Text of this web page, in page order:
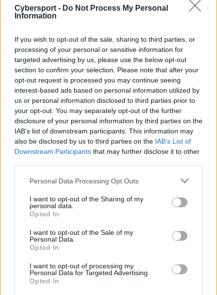
Cybersport - Do Not Process My Personal
Information
If you wish to opt-out of the sale, sharing to third parties, or
processing of your personal or sensitive information for
targeted advertising by us, please use the below opt-out
section to confirm your selection. Please note that after your
opt-out request is processed you may continue seeing
interest-based ads based on personal information utilized by
us or personal information disclosed to third parties prior to
your opt-out. You may separately opt-out of the further
disclosure of your personal information by third parties on the
IAB’s list of downstream participants. This information may
also be disclosed by us to third parties on the IAB’s List of
Downstream Participants that may further disclose it to other
Personal Data Processing Opt Outs
I want to opt-out of the Sharing of my
personal data.
Opted In
I want to opt-out of the Sale of my
Personal Data.
Opted In
I want to opt-out of processing my
Personal Data for Targeted Advertising.
Opted In
Na chwilę odchodzimy od starcia G2 Esports vs
Movistar KOI (ale spokojnie, to jeszcze nie wszystko z
minionej kolejki play-offów LEC, w której Fnatic
zmierzyło się z GIANTX. Wielu myślało, że będzie to
równe spotkanie, które może nawet doczekać się piątej
gry. No cóż, każdy, kto tak uważał, był w sporym
błędzie. Głównie za sprawą naprawdę przeciętnej
dyspozycji GX.
Jak możecie zatem się spodziewać, graczy GIANTX
chwalić w tym wypadku nie będziemy. Ale Czarno-
Pomarańczowych już jak najbardziej, bo oni akurat
zaprezentowali się bardzo solidnie. Nasze serce skradła
natomiast akcja Mihaela "Mikyxa" Mehle z drugiej gry
serii. W potyczce tej Słoweniec zdecydował się na wybór
Idealnym przykładem była sytuacja z 25. minuty
pojedynku, w której doszło do walki drużynowej.
Wspierający FNC genialnie przedłużył swojego dasha,
korzystając z ulta oraz Błysku. W ten sposób
nominalnie krótki skok stał się sporym susem, co
pozwoliło ogłuszyć aż dwójkę wrogów. A to też
ostatecznie przełożyło się na dwie eliminacje na jego
konto.